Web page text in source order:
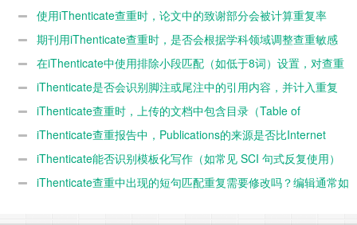
使用iThenticate查重时，论文中的致谢部分会被计算重复率
吗？期刊用iThenticate查重时，是否会根据学科领域调整查重敏感
度？在iThenticate中使用排除小段匹配（如低于8词）设置，对查重
结果影响有多大？
iThenticate是否会识别脚注或尾注中的引用内容，并计入重复
率？iThenticate查重时，上传的文档中包含目录（Table of
Contents）是否会影响最终重复率？
iThenticate查重报告中，Publications的来源是否比Internet
Sources风险更高？
iThenticate能否识别模板化写作（如常见 SCI 句式反复使用）
并判定为高重复？
iThenticate查重中出现的短句匹配重复需要修改吗？编辑通常如